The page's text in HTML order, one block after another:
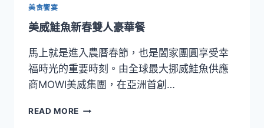
美食饗宴
美威鮭魚新春雙人豪華餐
馬上就是進入農曆春節，也是闔家團圓享受幸
福時光的重要時刻。由全球最大挪威鮭魚供應
商MOWI美威集團，在亞洲首創…
READ MORE 美